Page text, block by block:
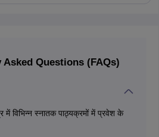
Asked Questions (FAQs)
में विभिन्न स्नातक पाठ्यक्रमों में प्रवेश के